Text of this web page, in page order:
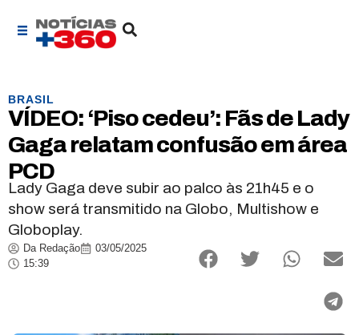
BRASIL
VÍDEO: ‘Piso cedeu’: Fãs de Lady
Gaga relatam confusão em área
PCD
Lady Gaga deve subir ao palco às 21h45 e o
show será transmitido na Globo, Multishow e
Globoplay.
Da Redação
03/05/2025
15:39